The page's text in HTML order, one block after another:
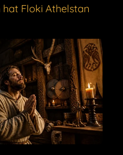
Floki Athelstan